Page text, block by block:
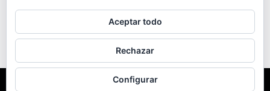
Copyright © Todos los derechos reservados.
Aceptar todo
Rechazar
Configurar